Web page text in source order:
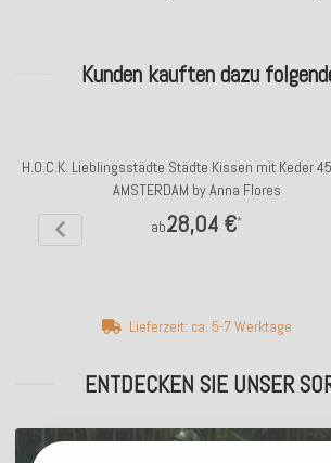
Kunden kauften dazu
H.O.C.K. Lieblingsstädte Städte Kissen mit Keder
AMSTERDAM by Anna Flores
ab28,04 €*
Lieferzeit: ca. 5-7 Werktage
ENTDECKEN SIE UNSER